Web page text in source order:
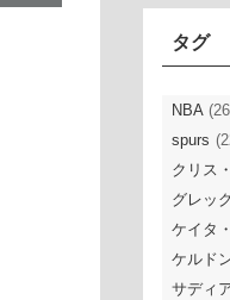
ブ
タグ
NBA
spurs
クリス
グレッ
ケイタ
ケルド
サディ